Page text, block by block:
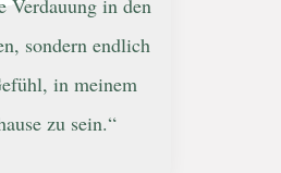
Verdauung in den
sondern endlich
in meinem
zu sein.“